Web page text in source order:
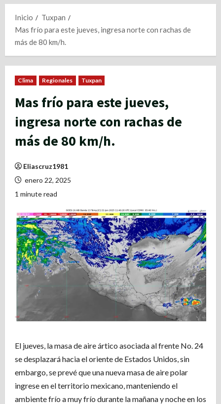
Inicio
Tuxpan
Mas frío para este jueves, ingresa norte con rachas de
más de 80 km/h.
Clima Regionales Tuxpan
Mas frío para este jueves,
ingresa norte con rachas de
más de 80 km/h.
Eliascruz1981
enero 22, 2025
1 minute read
El jueves, la masa de aire ártico asociada al frente No. 24
se desplazará hacia el oriente de Estados Unidos, sin
embargo, se prevé que una nueva masa de aire polar
ingrese en el territorio mexicano, manteniendo el
ambiente frío a muy frío durante la mañana y noche en los